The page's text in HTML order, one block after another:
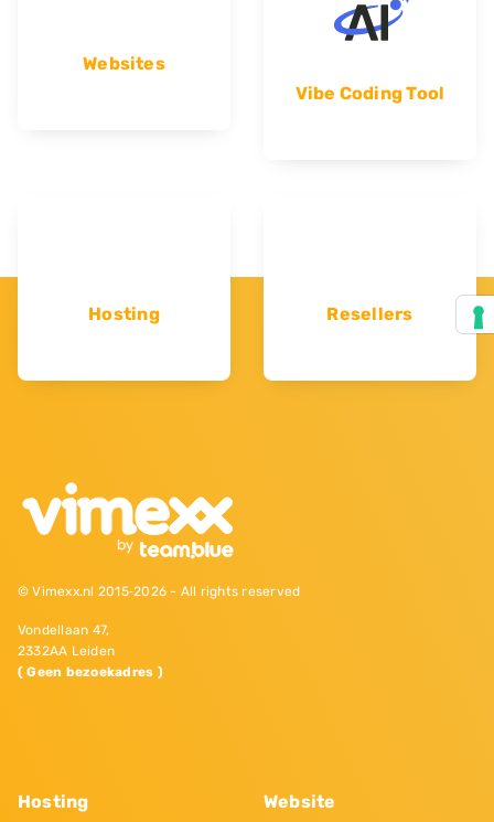
Websites
Vibe Coding Tool
Hosting Resellers
© Vimexx.nl 2015‐2026 - All rights reserved
Vondellaan 47,
2332AA Leiden
( Geen bezoekadres )
Hosting Website